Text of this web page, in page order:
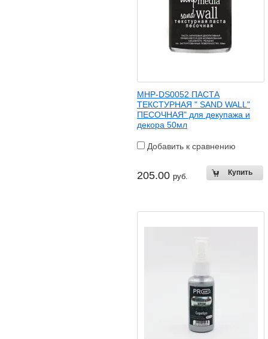
MHP-DS0052 ПАСТА
ТЕКСТУРНАЯ " SAND WALL"
ПЕСОЧНАЯ" для декупажа и
декора 50мл
Добавить к сравнению
205.00 руб.